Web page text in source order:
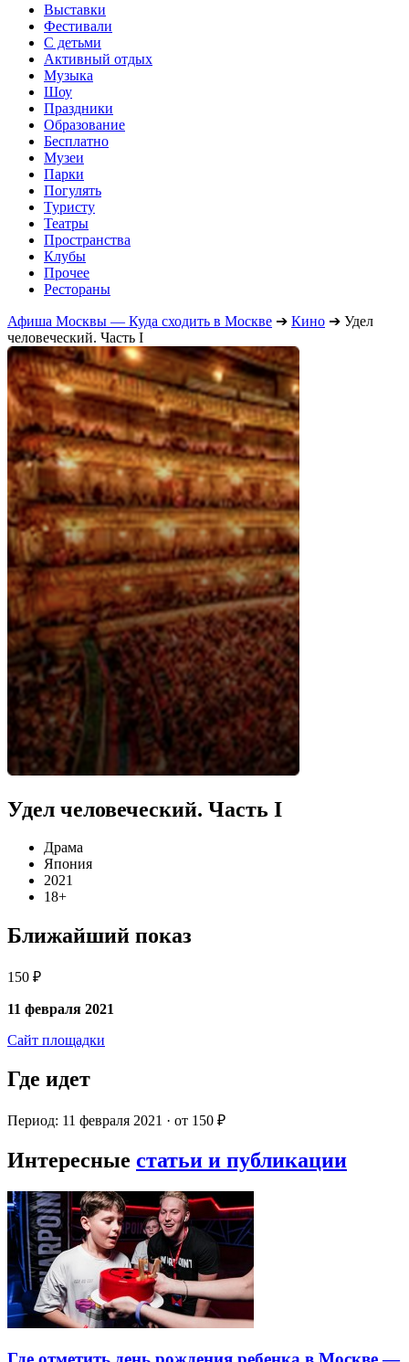
Выставки
Фестивали
С детьми
Активный отдых
Музыка
Шоу
Праздники
Образование
Бесплатно
Музеи
Парки
Погулять
Туристу
Театры
Пространства
Клубы
Прочее
Рестораны
Афиша Москвы — Куда сходить в Москве ➔ Кино ➔ Удел
человеческий. Часть I
Удел человеческий. Часть I
Драма
Япония
2021
18+
Ближайший показ
150 ₽
11 февраля 2021
Сайт площадки
Где идет
Период: 11 февраля 2021 · от 150 ₽
Интересные статьи и публикации